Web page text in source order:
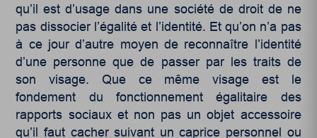
qu’il est d’usage dans une société de droit de ne
pas dissocier l’égalité et l’identité. Et qu’on n’a pas
à ce jour d’autre moyen de reconnaître l’identité
d’une personne que de passer par les traits de
son visage. Que ce même visage est le
fondement du fonctionnement égalitaire des
rapports sociaux et non pas un objet accessoire
qu’il faut cacher suivant un caprice personnel ou